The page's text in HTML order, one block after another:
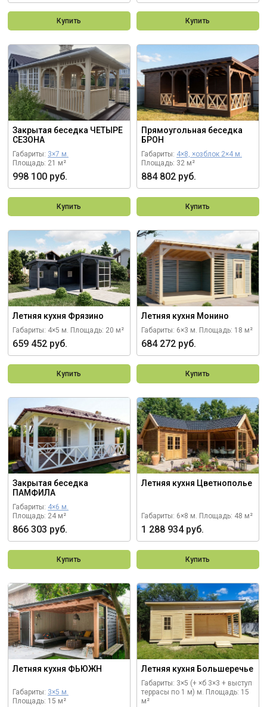
Купить Купить
Закрытая беседка ЧЕТЫРЕ
СЕЗОНА
Габариты: 3×7 м.
Площадь: 21 м²
998 100 руб.
Купить
Прямоугольная беседка
БРОН
Габариты: 4×8, ×озблок 2×4 м.
Площадь: 32 м²
884 802 руб.
Купить
Летняя кухня Фрязино
Габариты: 4×5 м. Площадь: 20 м²
659 452 руб.
Купить
Летняя кухня Монино
Габариты: 6×3 м. Площадь: 18 м²
684 272 руб.
Купить
Закрытая беседка
ПАМФИЛА
Габариты: 4×6 м.
Площадь: 24 м²
866 303 руб.
Купить
Летняя кухня Цветнополье
Габариты: 6×8 м. Площадь: 48 м²
1 288 934 руб.
Купить
Летняя кухня ФЬЮЖН
Габариты: 3×5 м.
Площадь: 15 м²
Летняя кухня Большеречье
Габариты: 3×5 (+ ×б 3×3 + выступ
террасы по 1 м) м. Площадь: 15
м²